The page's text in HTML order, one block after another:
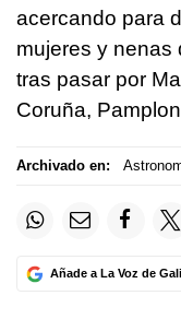
acercando para
mujeres y nenas
tras pasar por
Coruña,
Archivado en:
Añade a La Voz de